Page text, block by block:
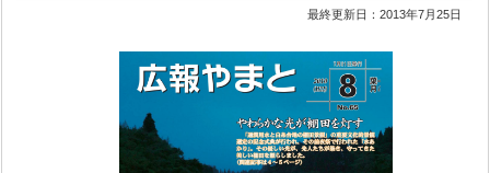
最終更新日：2013年7月25日